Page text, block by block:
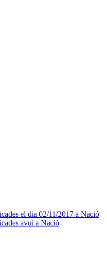
el dia 02/11/2017 a Nació
avui a Nació